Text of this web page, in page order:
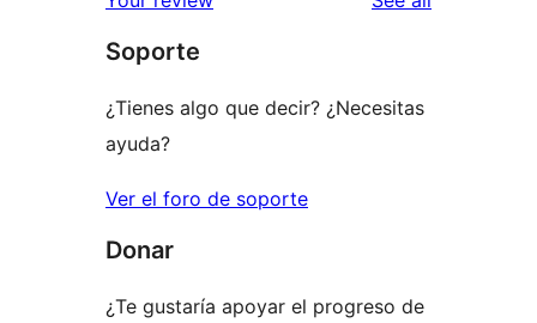
reviews
star
reviews
Soporte
¿Tienes algo que decir? ¿Necesitas
ayuda?
Ver el foro de soporte
Donar
¿Te gustaría apoyar el progreso de